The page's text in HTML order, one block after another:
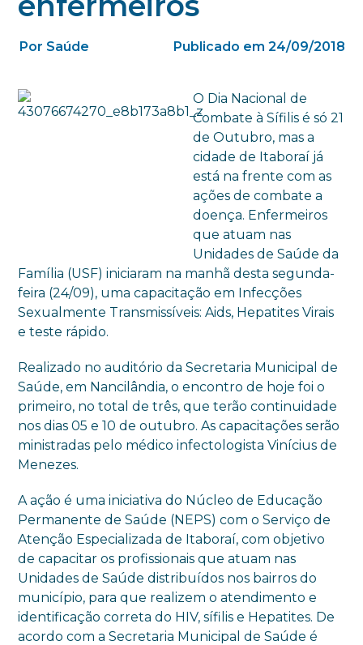
Por Saúde Publicado em 24/09/2018
O Dia Nacional de
Combate à Sífilis é só 21
de Outubro, mas a
cidade de Itaboraí já
está na frente com as
ações de combate a
doença. Enfermeiros
que atuam nas
Unidades de Saúde da
Família (USF) iniciaram na manhã desta segunda-
feira (24/09), uma capacitação em Infecções
Sexualmente Transmissíveis: Aids, Hepatites Virais
e teste rápido.
Realizado no auditório da Secretaria Municipal de
Saúde, em Nancilândia, o encontro de hoje foi o
primeiro, no total de três, que terão continuidade
nos dias 05 e 10 de outubro. As capacitações serão
ministradas pelo médico infectologista Vinícius de
Menezes.
A ação é uma iniciativa do Núcleo de Educação
Permanente de Saúde (NEPS) com o Serviço de
Atenção Especializada de Itaboraí, com objetivo
de capacitar os profissionais que atuam nas
Unidades de Saúde distribuídos nos bairros do
município, para que realizem o atendimento e
identificação correta do HIV, sífilis e Hepatites. De
acordo com a Secretaria Municipal de Saúde é